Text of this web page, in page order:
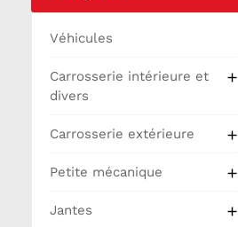
Véhicules
Carrosserie intérieure et
divers

Carrosserie extérieure 
Petite mécanique 
Jantes 